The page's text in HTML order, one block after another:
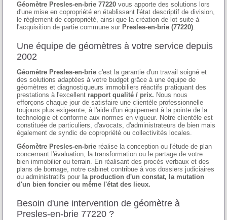
Géomètre Presles-en-brie 77220 vous apporte des solutions lors
d'une mise en copropriété en établissant l'état descriptif de division,
le règlement de copropriété, ainsi que la création de lot suite à
l'acquisition de partie commune sur Presles-en-brie (77220).
Une équipe de géomètres à votre service depuis
2002
Géomètre Presles-en-brie c'est la garantie d'un travail soigné et
des solutions adaptées à votre budget grâce à une équipe de
géomètres et diagnostiqueurs immobiliers réactifs pratiquant des
prestations à l'excellent rapport qualité / prix. Nous nous
efforçons chaque jour de satisfaire une clientèle professionnelle
toujours plus exigeante, à l'aide d'un équipement à la pointe de la
technologie et conforme aux normes en vigueur. Notre clientèle est
constituée de particuliers, d'avocats, d'administrateurs de bien mais
également de syndic de copropriété ou collectivités locales.
Géomètre Presles-en-brie réalise la conception ou l'étude de plan
concernant l'évaluation, la transformation ou le partage de votre
bien immobilier ou terrain. En réalisant des procès verbaux et des
plans de bornage, notre cabinet contribue à vos dossiers judiciaires
ou administratifs pour la production d'un constat, la mutation
d'un bien foncier ou même l'état des lieux.
Besoin d'une intervention de géomètre à
Presles-en-brie 77220 ?